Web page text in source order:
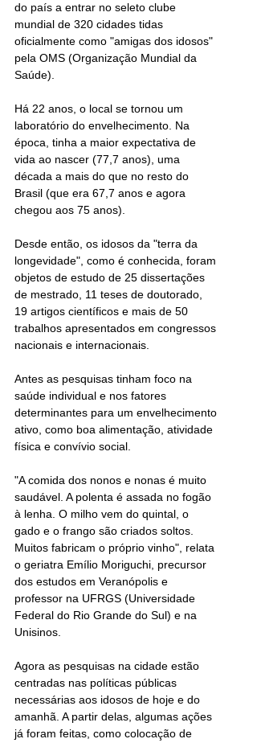
do país a entrar no seleto clube
mundial de 320 cidades tidas
oficialmente como "amigas dos idosos"
pela OMS (Organização Mundial da
Saúde).
Há 22 anos, o local se tornou um
laboratório do envelhecimento. Na
época, tinha a maior expectativa de
vida ao nascer (77,7 anos), uma
década a mais do que no resto do
Brasil (que era 67,7 anos e agora
chegou aos 75 anos).
Desde então, os idosos da "terra da
longevidade", como é conhecida, foram
objetos de estudo de 25 dissertações
de mestrado, 11 teses de doutorado,
19 artigos científicos e mais de 50
trabalhos apresentados em congressos
nacionais e internacionais.
Antes as pesquisas tinham foco na
saúde individual e nos fatores
determinantes para um envelhecimento
ativo, como boa alimentação, atividade
física e convívio social.
"A comida dos nonos e nonas é muito
saudável. A polenta é assada no fogão
à lenha. O milho vem do quintal, o
gado e o frango são criados soltos.
Muitos fabricam o próprio vinho", relata
o geriatra Emílio Moriguchi, precursor
dos estudos em Veranópolis e
professor na UFRGS (Universidade
Federal do Rio Grande do Sul) e na
Unisinos.
Agora as pesquisas na cidade estão
centradas nas políticas públicas
necessárias aos idosos de hoje e do
amanhã. A partir delas, algumas ações
já foram feitas, como colocação de